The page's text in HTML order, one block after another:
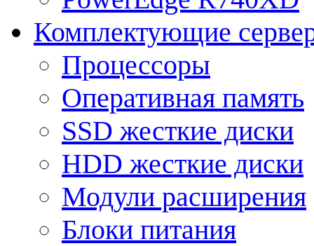
Комплектующие
Процессоры
Оперативная память
SSD жесткие диски
HDD жесткие диски
Модули расширения
Блоки питания